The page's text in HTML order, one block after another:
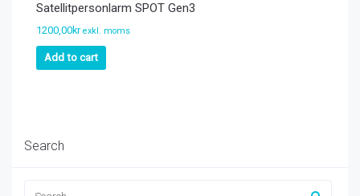
Satellitpersonlarm SPOT Gen3
1200,00kr exkl. moms
Add to cart
Search